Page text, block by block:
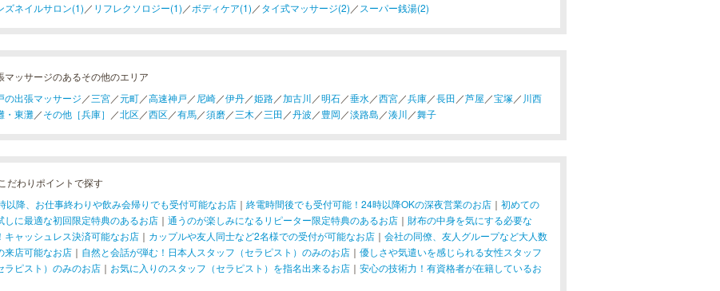
ズネイルサロン(1) ／ リフレクソロジー(1) ／ボディケア(1) ／タイ式マッサージ(2) ／ スーパー銭湯(2)
マッサージのあるその他のエリア
の出張マッサージ ／三宮／元町／高速神戸／ 尼崎／伊丹／姫路／加古川 ／明石／垂水 ／西宮／兵庫／長田 ／芦屋 ／宝塚 ／ 川西
・東灘／その他［兵庫］ ／北区／西区／有馬／須磨／三木 ／三田 ／丹波 ／豊岡 ／淡路島 ／湊川 ／舞子
こだわりポイントで探す
以降、お仕事終わりや飲み会帰りでも受付可能なお店 ｜ 終電時間後でも受付可能！24時以降OKの深夜営業のお店 ｜ 初めての
しに最適な初回限定特典のあるお店 ｜ 通うのが楽しみになるリピーター限定特典のあるお店 ｜ 財布の中身を気にする必要な
キャッシュレス決済可能なお店 ｜ カップルや友人同士など2名様での受付が可能なお店 ｜ 会社の同僚、友人グループなど大人数
来店可能なお店 ｜ 自然と会話が弾む！日本人スタッフ（セラピスト）のみのお店 ｜ 優しさや気遣いを感じられる女性スタッフ
ラピスト）のみのお店 ｜ お気に入りのスタッフ（セラピスト）を指名出来るお店 ｜ 安心の技術力！有資格者が在籍しているお